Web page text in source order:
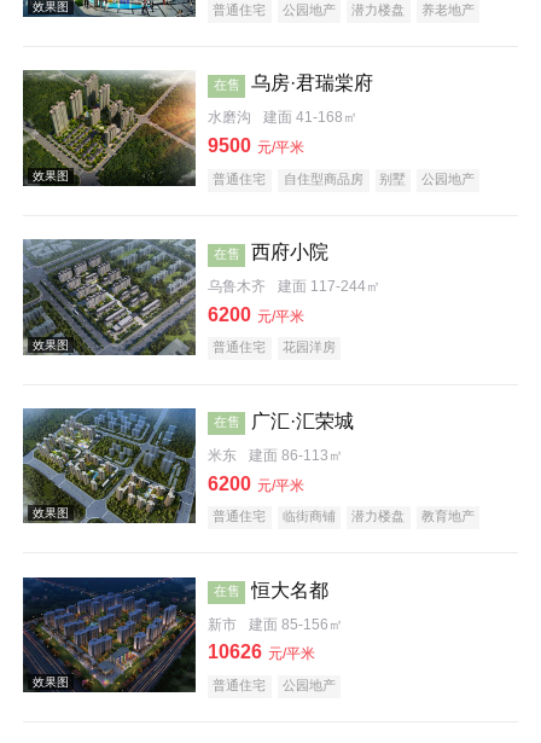
效果图
效果图
普通住宅 公园地产 潜力楼盘
养老地产
在售 乌房·君瑞棠府
水磨沟 建面 41-168㎡
9500 元/平米
普通住宅 自住型商品房 别墅
公园地产
在售
西府小院
乌鲁木齐 建面 117-244㎡
6200 元/平米
普通住宅 花园洋房
在售 广汇·汇荣城
米东 建面 86-113㎡
6200 元/平米
普通住宅 临街商铺 潜力楼盘
教育地产
在售 恒大名都
新市 建面 85-156㎡
10626 元/平米
普通住宅 公园地产